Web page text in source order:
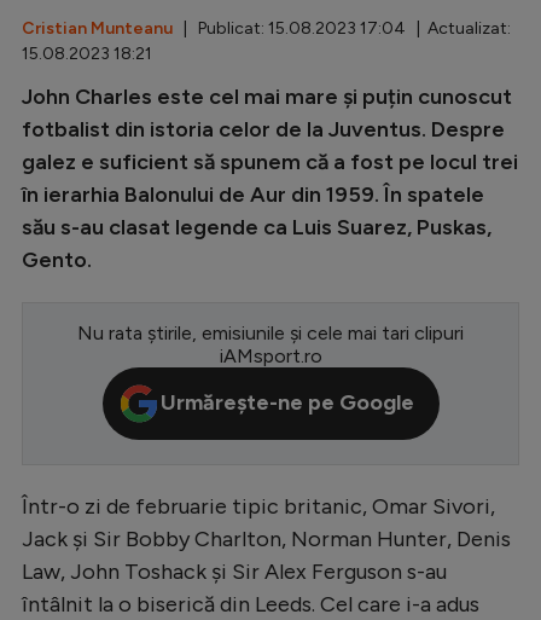
Champions League
Europa League
Conference League
CM 2026
Bundesliga
Ligue 1
Starurile fotbalului
EURO 2024
Cristian Munteanu | Publicat: 15.08.2023 17:04 | Actualizat:
15.08.2023 18:21
John Charles este cel mai mare și puțin cunoscut
fotbalist din istoria celor de la Juventus. Despre
galez e suficient să spunem că a fost pe locul trei
în ierarhia Balonului de Aur din 1959. În spatele
său s-au clasat legende ca Luis Suarez, Puskas,
Gento.
Nu rata știrile, emisiunile și cele mai tari clipuri
iAMsport.ro
Urmărește-ne pe Google
Într-o zi de februarie tipic britanic, Omar Sivori,
Jack și Sir Bobby Charlton, Norman Hunter, Denis
Law, John Toshack și Sir Alex Ferguson s-au
întâlnit la o biserică din Leeds. Cel care i-a adus